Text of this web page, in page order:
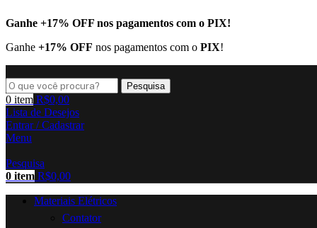
Ganhe +17% OFF nos pagamentos com o PIX!
Ganhe +17% OFF nos pagamentos com o PIX!
Pesquisa
0 item R$0,00
Lista de Desejos
Entrar / Cadastrar
Menu
Pesquisa
0 item R$0,00
Materiais Elétricos
Contator